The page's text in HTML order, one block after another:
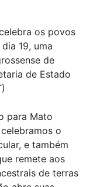
os povos
19, uma
de
de Estado
para Mato
o
e também
remete aos
de terras